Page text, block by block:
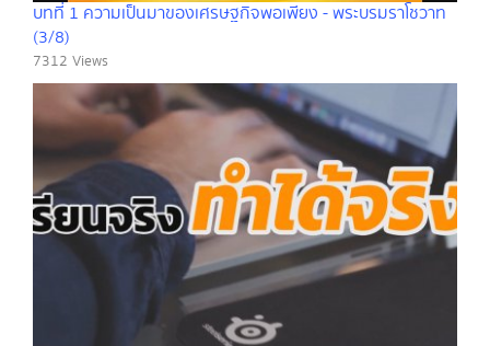
บทที่ 1 ความเป็นมาของเศรษฐกิจพอเพียง - พระบรมราโชวาท
(3/8)
7312 Views